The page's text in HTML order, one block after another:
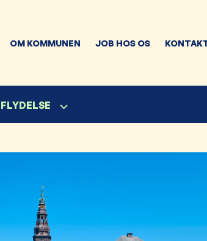
OM KOMMUNEN JOB HOS OS